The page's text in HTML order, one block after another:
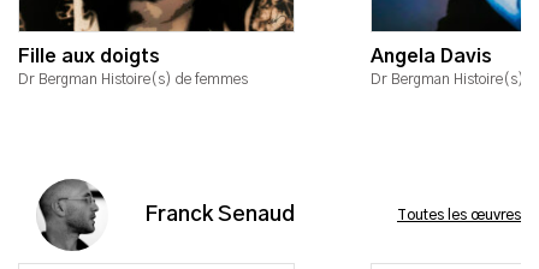
Fille aux doigts
Dr Bergman Histoire(s) de femmes
Angela Davis
Dr Bergman Histoire(s)
Franck Senaud Toutes les œuvres